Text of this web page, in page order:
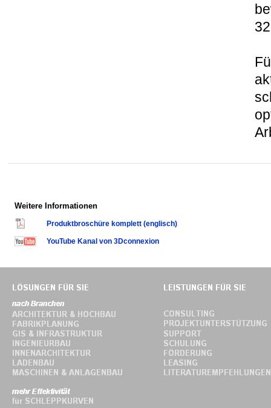
Weitere Informationen
Produktbroschüre komplett (englisch)
YouTube Kanal von 3Dconnexion